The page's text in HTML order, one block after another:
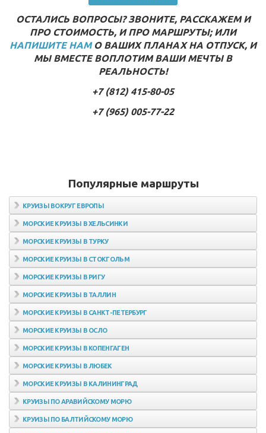
ОСТАЛИСЬ ВОПРОСЫ? ЗВОНИТЕ, РАССКАЖЕМ И
ПРО СТОИМОСТЬ, И ПРО МАРШРУТЫ; ИЛИ
НАПИШИТЕ НАМО ВАШИХ ПЛАНАХ НА ОТПУСК, И
МЫ ВМЕСТЕ ВОПЛОТИМ ВАШИ МЕЧТЫ В
РЕАЛЬНОСТЬ!
+7 (812) 415-80-05
+7 (965) 005-77-22
Популярные маршруты
КРУИЗЫ ВОКРУГ ЕВРОПЫ
МОРСКИЕ КРУИЗЫ В ХЕЛЬСИНКИ
МОРСКИЕ КРУИЗЫ В ТУРКУ
МОРСКИЕ КРУИЗЫ В СТОКГОЛЬМ
МОРСКИЕ КРУИЗЫ В РИГУ
МОРСКИЕ КРУИЗЫ В ТАЛЛИН
МОРСКИЕ КРУИЗЫ В САНКТ-ПЕТЕРБУРГ
МОРСКИЕ КРУИЗЫ В ОСЛО
МОРСКИЕ КРУИЗЫ В КОПЕНГАГЕН
МОРСКИЕ КРУИЗЫ В ЛЮБЕК
МОРСКИЕ КРУИЗЫ В КАЛИНИНГРАД
КРУИЗЫ ПО АРАВИЙСКОМУ МОРЮ
КРУИЗЫ ПО БАЛТИЙСКОМУ МОРЮ